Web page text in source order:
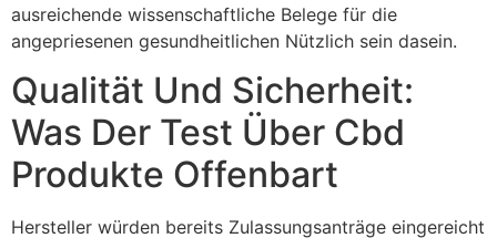
ausreichende wissenschaftliche Belege für die
angepriesenen gesundheitlichen Nützlich sein dasein.
Qualität Und Sicherheit:
Was Der Test Über Cbd
Produkte Offenbart
Hersteller würden bereits Zulassungsanträge eingereicht